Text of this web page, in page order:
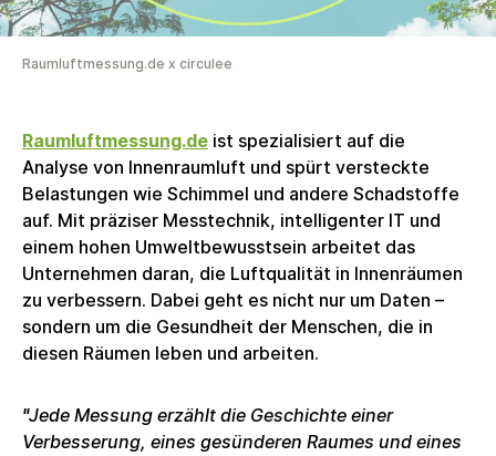
Raumluftmessung.de x circulee
Raumluftmessung.de ist spezialisiert auf die
Analyse von Innenraumluft und spürt versteckte
Belastungen wie Schimmel und andere Schadstoffe
auf. Mit präziser Messtechnik, intelligenter IT und
einem hohen Umweltbewusstsein arbeitet das
Unternehmen daran, die Luftqualität in Innenräumen
zu verbessern. Dabei geht es nicht nur um Daten –
sondern um die Gesundheit der Menschen, die in
diesen Räumen leben und arbeiten.
"Jede Messung erzählt die Geschichte einer
Verbesserung, eines gesünderen Raumes und eines